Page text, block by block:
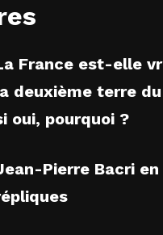
France est-elle
deuxième terre
oui, pourquoi ?
Pierre Bacri en